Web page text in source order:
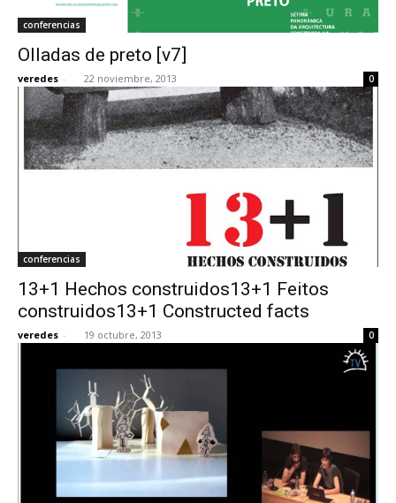
conferencias
Olladas de preto [v7]
veredes - 22 noviembre, 2013 0
conferencias
13+1 Hechos construidos13+1 Feitos
construidos13+1 Constructed facts
veredes - 19 octubre, 2013 0